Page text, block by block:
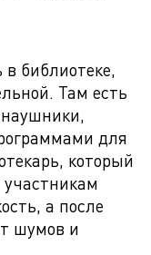
библиотеке,
Там есть
для
который
а после
шумов и